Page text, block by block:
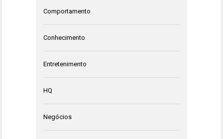
Comportamento
Conhecimento
Entretenimento
HQ
Negócios